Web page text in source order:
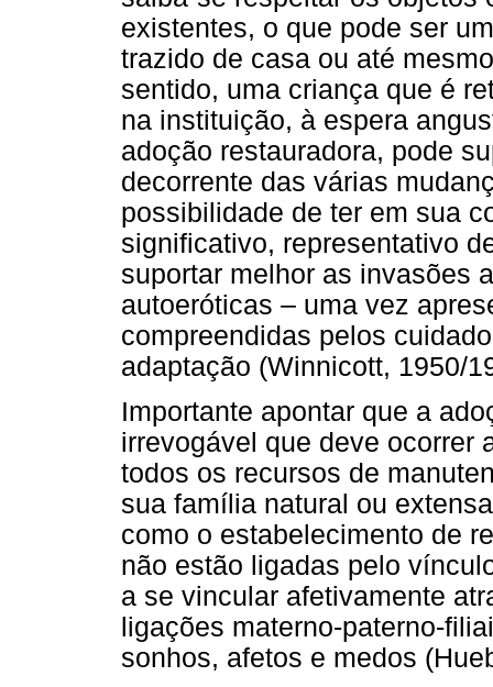
existentes, o que pode ser
trazido de casa ou até
sentido, uma criança que é
na instituição, à espera
adoção restauradora, pode
decorrente das várias
possibilidade de ter em sua
significativo, representativo
suportar melhor as invasões
autoeróticas – uma vez
compreendidas pelos
adaptação (Winnicott, 1950/
Importante apontar que a
irrevogável que deve ocorrer
todos os recursos de
sua família natural ou
como o estabelecimento de
não estão ligadas pelo
a se vincular afetivamente
ligações materno-paterno-
sonhos, afetos e medos